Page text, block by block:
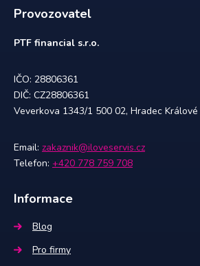
Provozovatel
PTF financial s.r.o.
IČO: 28806361
DIČ: CZ28806361
Veverkova 1343/1 500 02, Hradec Králové
Email: zakaznik@iloveservis.cz
Telefon: +420 778 759 708
Informace
Blog
Pro firmy